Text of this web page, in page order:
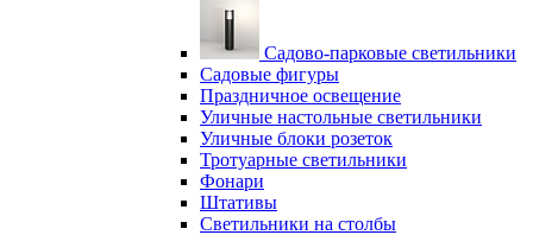
Садово-парковые светильники
Садовые фигуры
Праздничное освещение
Уличные настольные светильники
Уличные блоки розеток
Тротуарные светильники
Фонари
Штативы
Светильники на столбы